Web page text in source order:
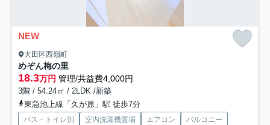
NEW
大田区西嶺町
めぞん梅の里
18.3万円 管理/共益費4,000円
3階 / 54.24㎡ / 2LDK /新築
東急池上線「久が原」駅 徒歩7分
バス・トイレ別 室内洗濯機置場 エアコン
バルコニー